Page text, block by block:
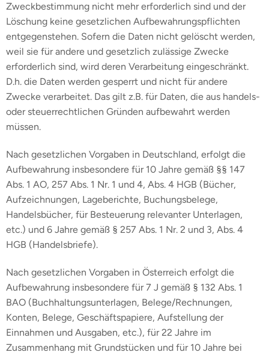
Zweckbestimmung nicht mehr erforderlich sind und der
Löschung keine gesetzlichen Aufbewahrungspflichten
entgegenstehen. Sofern die Daten nicht gelöscht werden,
weil sie für andere und gesetzlich zulässige Zwecke
erforderlich sind, wird deren Verarbeitung eingeschränkt.
D.h. die Daten werden gesperrt und nicht für andere
Zwecke verarbeitet. Das gilt z.B. für Daten, die aus handels-
oder steuerrechtlichen Gründen aufbewahrt werden
müssen.
Nach gesetzlichen Vorgaben in Deutschland, erfolgt die
Aufbewahrung insbesondere für 10 Jahre gemäß §§ 147
Abs. 1 AO, 257 Abs. 1 Nr. 1 und 4, Abs. 4 HGB (Bücher,
Aufzeichnungen, Lageberichte, Buchungsbelege,
Handelsbücher, für Besteuerung relevanter Unterlagen,
etc.) und 6 Jahre gemäß § 257 Abs. 1 Nr. 2 und 3, Abs. 4
HGB (Handelsbriefe).
Nach gesetzlichen Vorgaben in Österreich erfolgt die
Aufbewahrung insbesondere für 7 J gemäß § 132 Abs. 1
BAO (Buchhaltungsunterlagen, Belege/Rechnungen,
Konten, Belege, Geschäftspapiere, Aufstellung der
Einnahmen und Ausgaben, etc.), für 22 Jahre im
Zusammenhang mit Grundstücken und für 10 Jahre bei